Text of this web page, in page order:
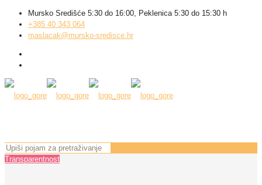
Mursko Središće 5:30 do 16:00, Peklenica 5:30 do 15:30 h
+385 40 343 064
maslacak@mursko-sredisce.hr
Transparentnost